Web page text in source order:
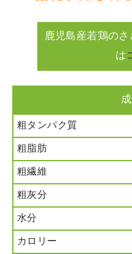
鹿児島産若鶏の
は
粗タンパク質
粗脂肪
粗繊維
粗灰分
水分
カロリー